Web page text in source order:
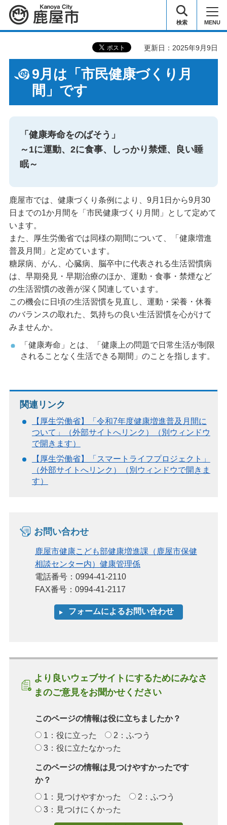
鹿屋市 検索 MENU
更新日：2025年9月9日
9月は「市民健康づくり月
間」です
「健康寿命をのばそう」
～1に運動、2に食事、しっかり禁煙、良い睡
眠～
鹿屋市では、健康づくり条例により、9月1日から9月30
日までの1か月間を「市民健康づくり月間」として定めて
います。
また、厚生労働省では同様の期間について、「健康増進
普及月間」と定めています。
糖尿病、がん、心臓病、脳卒中に代表される生活習慣病
は、早期発見・早期治療のほか、運動・食事・禁煙など
の生活習慣の改善が深く関連しています。
この機会に日頃の生活習慣を見直し、運動・栄養・休養
のバランスの取れた、気持ちの良い生活習慣を心がけて
みませんか。
「健康寿命」とは、「健康上の問題で日常生活が制限
されることなく生活できる期間」のことを指します。
関連リンク
【厚生労働省】「令和7年度健康増進普及月間に
ついて」（外部サイトへリンク）（別ウィンドウ
で開きます）
【厚生労働省】「スマートライフプロジェクト」
（外部サイトへリンク）（別ウィンドウで開きま
す）
お問い合わせ
鹿屋市健康こども部健康増進課（鹿屋市保健
相談センター内）健康管理係
電話番号：0994-41-2110
FAX番号：0994-41-2117
より良いウェブサイトにするためにみなさ
まのご意見をお聞かせください
このページの情報は役に立ちましたか？
1：役に立った
2：ふつう
3：役に立たなかった
このページの情報は見つけやすかったです
か？
1：見つけやすかった
2：ふつう
3：見つけにくかった